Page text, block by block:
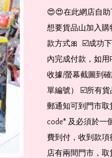
😍😍在此網店自助
想要貨品山加入購
款方式🎀  ☑️成功
內完成付款，如用
收據/螢幕截圖到
單編號） ☑️所有貨
郵通知可到門市取
code* 及必須於一
費到付，收到款
店有兩間門市，